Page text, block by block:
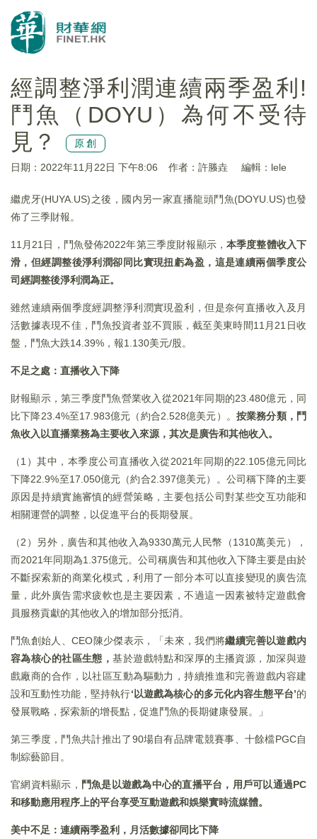
經調整淨利潤連續兩季盈利!
鬥魚（DOYU）為何不受待
見？
原創
日期：2022年11月22日 下午8:06 作者：許螣垚 編輯：lele
繼虎牙(HUYA.US)之後，國内另一家直播龍頭鬥魚(DOYU.US)也發
佈了三季財報。
11月21日，鬥魚發佈2022年第三季度財報顯示， 本季度整體收入下
滑，但經調整後淨利潤卻同比實現扭虧為盈，這是連續兩個季度公
司經調整後淨利潤為正。
雖然連續兩個季度經調整淨利潤實現盈利，但是奈何直播收入及月
活數據表現不佳，鬥魚投資者並不買賬，截至美東時間11月21日收
盤，鬥魚大跌14.39%，報1.130美元/股。
不足之處：直播收入下降
財報顯示，第三季度鬥魚營業收入從2021年同期的23.480億元，同
比下降23.4%至17.983億元（約合2.528億美元）。 按業務分類，鬥
魚收入以直播業務為主要收入來源，其次是廣告和其他收入。
（1）其中，本季度公司直播收入從2021年同期的22.105億元同比
下降22.9%至17.050億元（約合2.397億美元）。公司稱下降的主要
原因是持續實施審慎的經營策略，主要包括公司對某些交互功能和
相關運營的調整，以促進平台的長期發展。
（2）另外，廣告和其他收入為9330萬元人民幣（1310萬美元），
而2021年同期為1.375億元。公司稱廣告和其他收入下降主要是由於
不斷探索新的商業化模式，利用了一部分本可以直接變現的廣告流
量，此外廣告需求疲軟也是主要因素，不過這一因素被特定遊戲會
員服務貢獻的其他收入的增加部分抵消。
鬥魚創始人、CEO陳少傑表示，「未來，我們將繼續完善以遊戲内
容為核心的社區生態，基於遊戲特點和深厚的主播資源，加深與遊
戲廠商的合作，以社區互動為驅動力，持續推進和完善遊戲内容建
設和互動性功能，堅持執行‘以遊戲為核心的多元化内容生態平台’的
發展戰略，探索新的增長點，促進鬥魚的長期健康發展。」
第三季度，鬥魚共計推出了90場自有品牌電競賽事、十餘檔PGC自
制綜藝節目。
官網資料顯示， 鬥魚是以遊戲為中心的直播平台，用戶可以通過PC
和移動應用程序上的平台享受互動遊戲和娛樂實時流媒體。
美中不足：連續兩季盈利，月活數據卻同比下降